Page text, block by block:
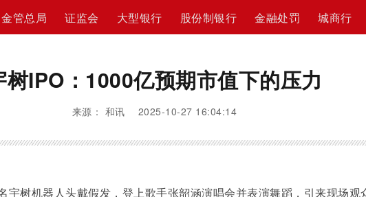
金管总局 证监会 大型银行 股份制银行 金融处罚 城商行
树IPO：1000亿预期市值下的压力
来源： 和讯 2025-10-27 16:04:14
树机器人头戴假发，登上歌手张韶涵演唱会并表演舞蹈，引来现场观